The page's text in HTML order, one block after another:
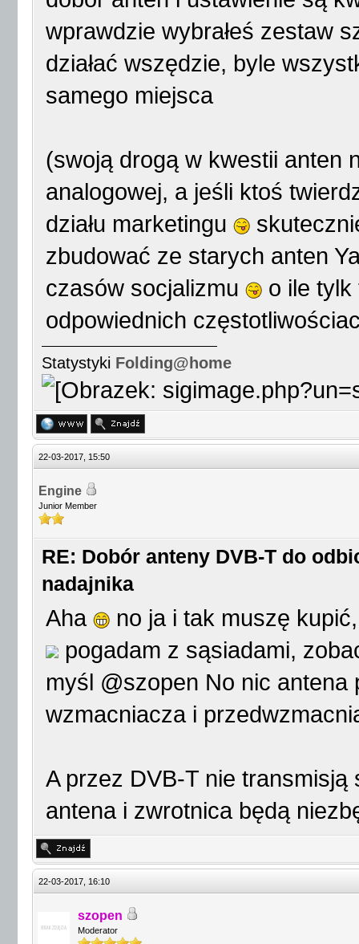
wprawdzie wybrałeś zestaw
działać wszędzie, byle
samego miejsca
(swoją drogą w kwestii anten
analogowej, a jeśli ktoś
działu marketingu
zbudować ze starych anten
czasów socjalizmu
o ile
odpowiednich
Statystyki Folding@home
22-03-2017, 15:50
Engine
Junior Member
RE: Dobór anteny DVB-T do
nadajnika
Aha
no ja i tak muszę
pogadam z sąsiadami,
myśl @szopen No nic antena
wzmacniacza i
A przez DVB-T nie transmisją
antena i zwrotnica będą
22-03-2017, 16:10
szopen
Moderator